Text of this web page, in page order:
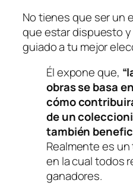
No tienes que ser un
que estar dispuesto
guiado a tu mejor
Él expone que,
obras se basa
cómo
de un
también
Realmente es
en la cual todos
ganadores.